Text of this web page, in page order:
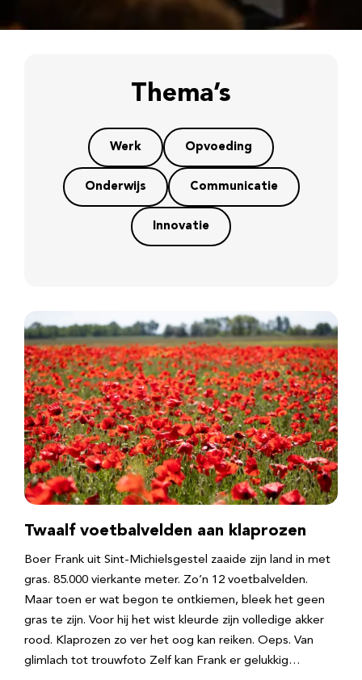
Thema’s
Werk Opvoeding
Onderwijs Communicatie
Innovatie
Twaalf voetbalvelden aan klaprozen
Boer Frank uit Sint-Michielsgestel zaaide zijn land in met
gras. 85.000 vierkante meter. Zo’n 12 voetbalvelden.
Maar toen er wat begon te ontkiemen, bleek het geen
gras te zijn. Voor hij het wist kleurde zijn volledige akker
rood. Klaprozen zo ver het oog kan reiken. Oeps. Van
glimlach tot trouwfoto Zelf kan Frank er gelukkig…